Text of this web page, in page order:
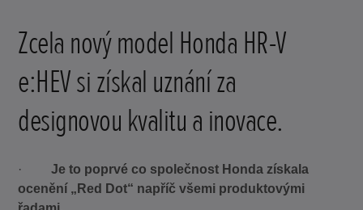
Zcela nový model Honda HR-V
e:HEV si získal uznání za
designovou kvalitu a inovace.
·Je to poprvé co společnost Honda získala
ocenění „Red Dot“ napříč všemi produktovými